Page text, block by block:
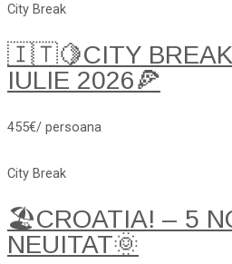
City Break
🇮🇹🍋CITY
IULIE 2026🍕
455€/ persoana
City Break
🏖️CROATIA! – 5
NEUITAT🌞